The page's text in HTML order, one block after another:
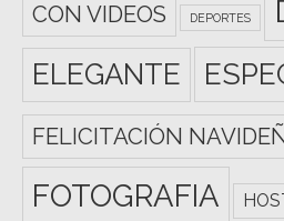
CON VIDEOS DEPORTES
ELEGANTE
FELICITACIÓN
FOTOGRAFIA